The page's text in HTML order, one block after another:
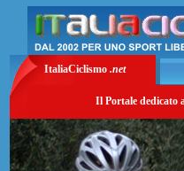
ItaliaCiclismo .net
Il Portale dedicato